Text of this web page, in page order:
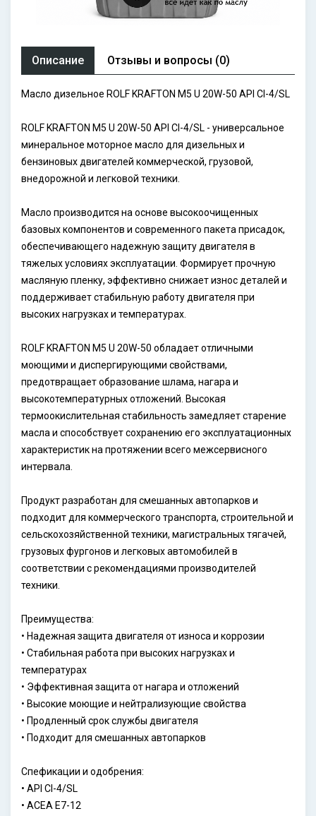
Описание Отзывы и вопросы (0)
Масло дизельное ROLF KRAFTON M5 U 20W-50 API CI-4/SL
ROLF KRAFTON M5 U 20W-50 API CI-4/SL - универсальное
минеральное моторное масло для дизельных и
бензиновых двигателей коммерческой, грузовой,
внедорожной и легковой техники.
Масло производится на основе высокоочищенных
базовых компонентов и современного пакета присадок,
обеспечивающего надежную защиту двигателя в
тяжелых условиях эксплуатации. Формирует прочную
масляную пленку, эффективно снижает износ деталей и
поддерживает стабильную работу двигателя при
высоких нагрузках и температурах.
ROLF KRAFTON M5 U 20W-50 обладает отличными
моющими и диспергирующими свойствами,
предотвращает образование шлама, нагара и
высокотемпературных отложений. Высокая
термоокислительная стабильность замедляет старение
масла и способствует сохранению его эксплуатационных
характеристик на протяжении всего межсервисного
интервала.
Продукт разработан для смешанных автопарков и
подходит для коммерческого транспорта, строительной и
сельскохозяйственной техники, магистральных тягачей,
грузовых фургонов и легковых автомобилей в
соответствии с рекомендациями производителей
техники.
Преимущества:
• Надежная защита двигателя от износа и коррозии
• Стабильная работа при высоких нагрузках и
температурах
• Эффективная защита от нагара и отложений
• Высокие моющие и нейтрализующие свойства
• Продленный срок службы двигателя
• Подходит для смешанных автопарков
Спефикации и одобрения:
• API CI-4/SL
• ACEA E7-12